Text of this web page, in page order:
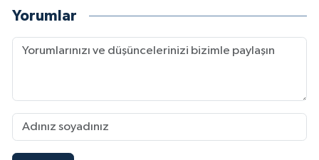
Yorumlar